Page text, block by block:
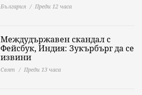
България Преди 12 часа
Междудържавен скандал с
Фейсбук, Индия: Зукърбърг да се
извини
Свят Преди 13 часа